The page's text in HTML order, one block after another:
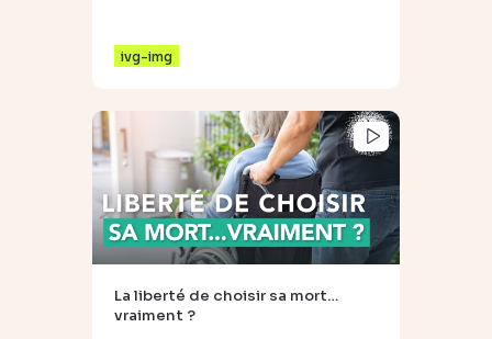
ivg-img
La liberté de choisir sa mort…
vraiment ?